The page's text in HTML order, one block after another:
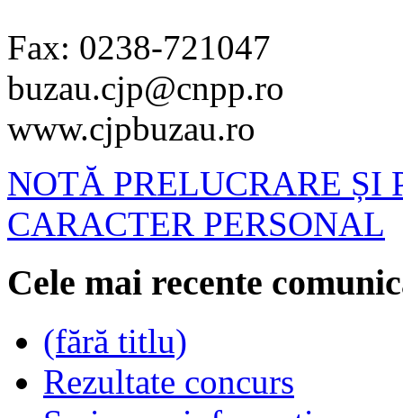
Fax: 0238-721047
buzau.cjp@cnpp.ro
www.cjpbuzau.ro
NOTĂ PRELUCRARE ȘI
CARACTER PERSONAL
Cele mai recente
(fără titlu)
Rezultate concurs